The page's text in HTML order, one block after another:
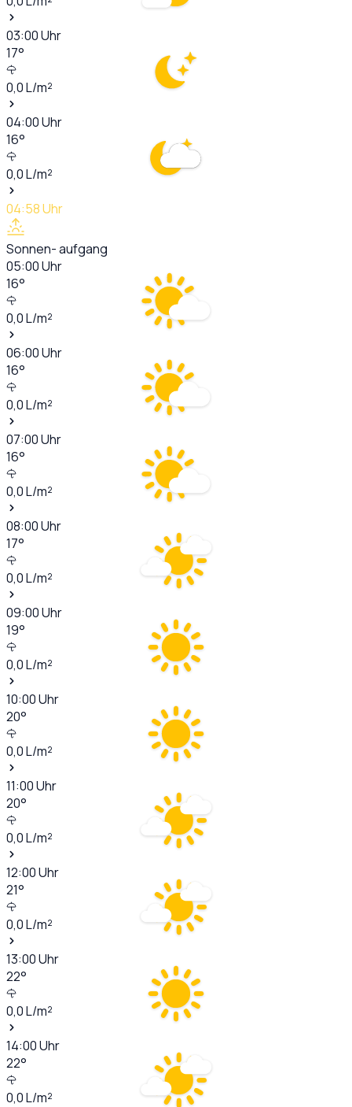
03:00Uhr
17°
0,0L/m²
04:00Uhr
16°
0,0L/m²
04:58Uhr
Sonnen- aufgang
05:00Uhr
16°
0,0L/m²
06:00Uhr
16°
0,0L/m²
07:00Uhr
16°
0,0L/m²
08:00Uhr
17°
0,0L/m²
09:00Uhr
19°
0,0L/m²
10:00Uhr
20°
0,0L/m²
11:00Uhr
20°
0,0L/m²
12:00Uhr
21°
0,0L/m²
13:00Uhr
22°
0,0L/m²
14:00Uhr
22°
0,0L/m²